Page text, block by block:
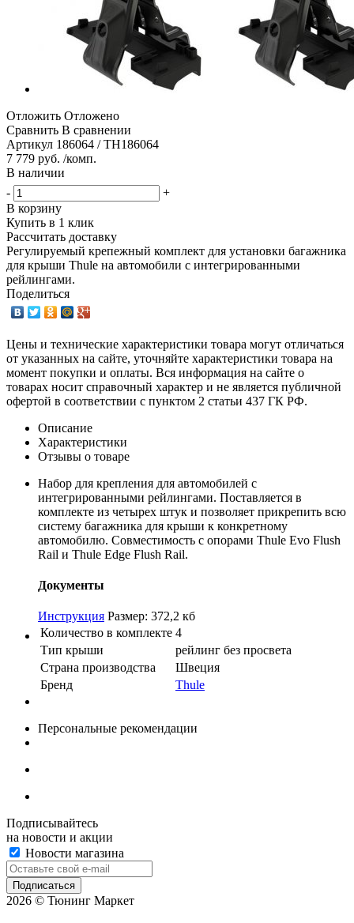
Отложить Отложено
Сравнить В сравнении
Артикул 186064 / TH186064
7 779 руб. /комп.
В наличии
-
+
В корзину
Купить в 1 клик
Рассчитать доставку
Регулируемый крепежный комплект для установки багажника
для крыши Thule на автомобили с интегрированными
рейлингами.
Поделиться
Цены и технические характеристики товара могут отличаться
от указанных на сайте, уточняйте характеристики товара на
момент покупки и оплаты. Вся информация на сайте о
товарах носит справочный характер и не является публичной
офертой в соответствии с пунктом 2 статьи 437 ГК РФ.
Описание
Характеристики
Отзывы о товаре
Набор для крепления для автомобилей с
интегрированными рейлингами. Поставляется в
комплекте из четырех штук и позволяет прикрепить всю
систему багажника для крыши к конкретному
автомобилю. Совместимость с опорами Thule Evo Flush
Rail и Thule Edge Flush Rail.
Документы
Инструкция Размер: 372,2 кб
Количество в комплекте 4
Тип крыши
рейлинг без просвета
Страна производства
Швеция
Бренд
Thule
Персональные рекомендации
Подписывайтесь
на новости и акции
Новости магазина
2026 © Тюнинг Маркет